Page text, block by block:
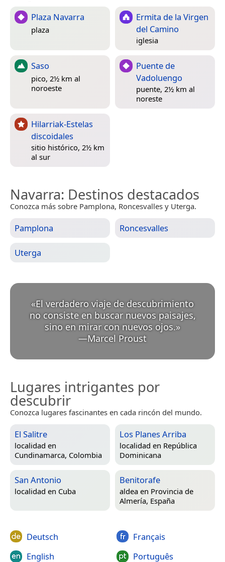
Plaza Navarra
plaza
Ermita de la Virgen
del Camino
iglesia
Saso
pico, 2½ km al
noroeste
Puente de
Vadoluengo
puente, 2½ km al
noreste
Hilarriak-Estelas
discoidales
sitio histórico, 2½ km
al sur
Navarra: Destinos destacados
Conozca más sobre Pamplona, Roncesvalles y Uterga.
Pamplona Roncesvalles
Uterga
«El verdadero viaje de descubrimiento
no consiste en buscar nuevos paisajes,
sino en mirar con nuevos ojos.
—Marcel Proust
Lugares intrigantes por
descubrir
Conozca lugares fascinantes en cada rincón del mundo.
El Salitre
localidad en
Cundinamarca, Colombia
Los Planes Arriba
localidad en República
Dominicana
San Antonio
localidad en Cuba
Benitorafe
aldea en Provincia de
Almería, España
Deutsch
English
Français
Português